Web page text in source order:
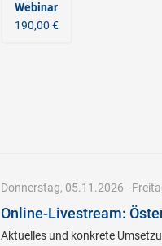
Webinar
190,00 €
Donnerstag, 05.11.2026 -
Online-Livestream:
Aktuelles und konkrete